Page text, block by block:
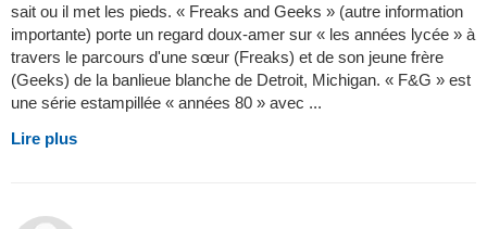
sait ou il met les pieds. « Freaks and Geeks » (autre information
importante) porte un regard doux-amer sur « les années lycée » à
travers le parcours d'une sœur (Freaks) et de son jeune frère
(Geeks) de la banlieue blanche de Detroit, Michigan. « F&G » est
une série estampillée « années 80 » avec ...
Lire plus